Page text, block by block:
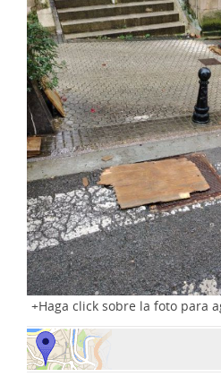
Haga click sobre la foto para